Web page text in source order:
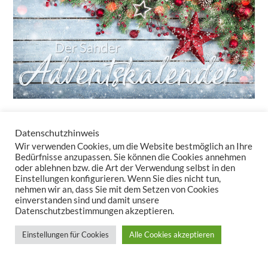
24 Türchen – 24 tolle Überraschungen!
Auch in diesem Jahr bringt unser Adventskalender-Newsletter
täglich kleine Freuden – ganz ohne Schokolade. Sie erhalten nicht
nur Rabatte, sondern auch Inspirationen, wie Tischwäsche und
Kissen Ihr Zuhause in eine gemütliche Winteroase verwandeln.
Lassen Sie uns zusammen den Zauber der Vorweihnachtszeit
auspacken – Türchen für Türchen!
Datenschutzhinweis
Wir verwenden Cookies, um die Website bestmöglich an Ihre
Bedürfnisse anzupassen. Sie können die Cookies annehmen
oder ablehnen bzw. die Art der Verwendung selbst in den
Einstellungen konfigurieren. Wenn Sie dies nicht tun,
nehmen wir an, dass Sie mit dem Setzen von Cookies
einverstanden sind und damit unsere
Datenschutzbestimmungen akzeptieren.
Einstellungen für Cookies Alle Cookies akzeptieren